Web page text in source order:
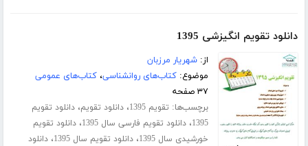
دانلود تقویم انگیزشی 1395
از:شهریار مرزبان
موضوع:کتاب‌های روانشناسی،کتاب‌های عمومی
۳۷ صفحه
برچسب‌ها: تقویم 1395 ،دانلود تقویم،دانلود تقویم
1395،دانلود تقویم فارسی سال 1395 ،دانلود تقویم
خورشیدی سال 1395
،دانلود تقویم سال 1395 ،دانلود